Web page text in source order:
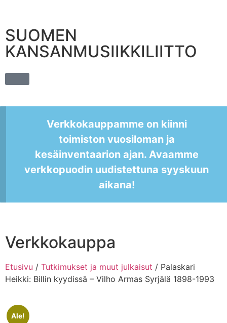
SUOMEN
KANSANMUSIIKKILIITTO
Verkkokauppamme on kiinni
toimiston vuosiloman ja
kesäinventaarion ajan. Avaamme
verkkopuodin uudistettuna syyskuun
aikana!
Verkkokauppa
Etusivu / Tutkimukset ja muut julkaisut / Palaskari
Heikki: Billin kyydissä – Vilho Armas Syrjälä 1898-1993
Ale!